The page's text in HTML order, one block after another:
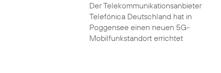
Der Telekommunikationsanbieter
Telefónica Deutschland hat in
Poggensee einen neuen 5G-
Mobilfunkstandort errichtet